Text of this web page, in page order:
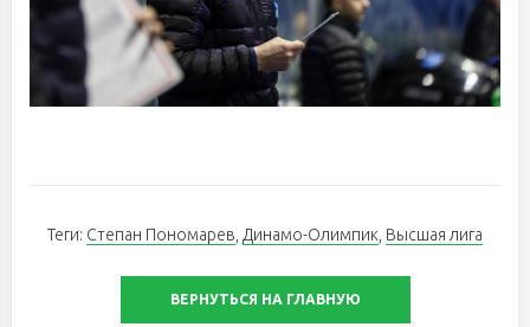
Теги: Степан Пономарев, Динамо-Олимпик, Высшая лига
ВЕРНУТЬСЯ НА ГЛАВНУЮ